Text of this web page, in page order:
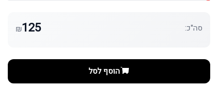
סה"כ: 125
₪
הוסף לסל